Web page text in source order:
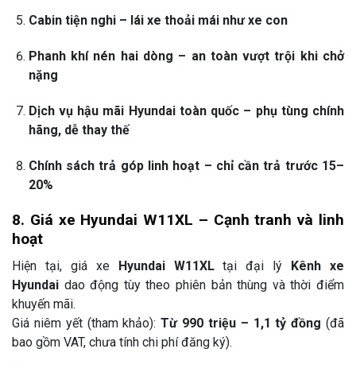
Cabin tiện nghi – lái xe thoải mái như xe con
Phanh khí nén hai dòng – an toàn vượt trội khi chở
nặng
Dịch vụ hậu mãi Hyundai toàn quốc – phụ tùng chính
hãng, dễ thay thế
Chính sách trả góp linh hoạt – chỉ cần trả trước 15–
20%
8. Giá xe Hyundai W11XL – Cạnh tranh và linh
hoạt
Hiện tại, giá xe Hyundai W11XLtại đại lý Kênh xe
Hyundai dao động tùy theo phiên bản thùng và thời điểm
khuyến mãi.
Giá niêm yết (tham khảo):Từ 990 triệu – 1,1 tỷ đồng (đã
bao gồm VAT, chưa tính chi phí đăng ký).